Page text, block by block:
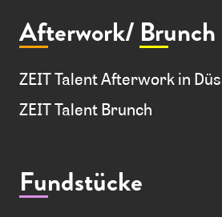
Afterwork/ Brunch
ZEIT Talent Afterwork in
ZEIT Talent Brunch
Fundstücke